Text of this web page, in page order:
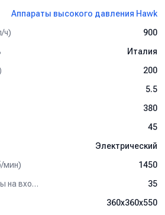
Аппараты высокого давления Hawk
ч)
900
Италия
200
5.5
380
45
Электрический
мин)
1450
Макс. температура воды на входе (°C)
35
360х360х550